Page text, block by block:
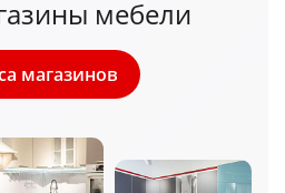
мебели
магазинов